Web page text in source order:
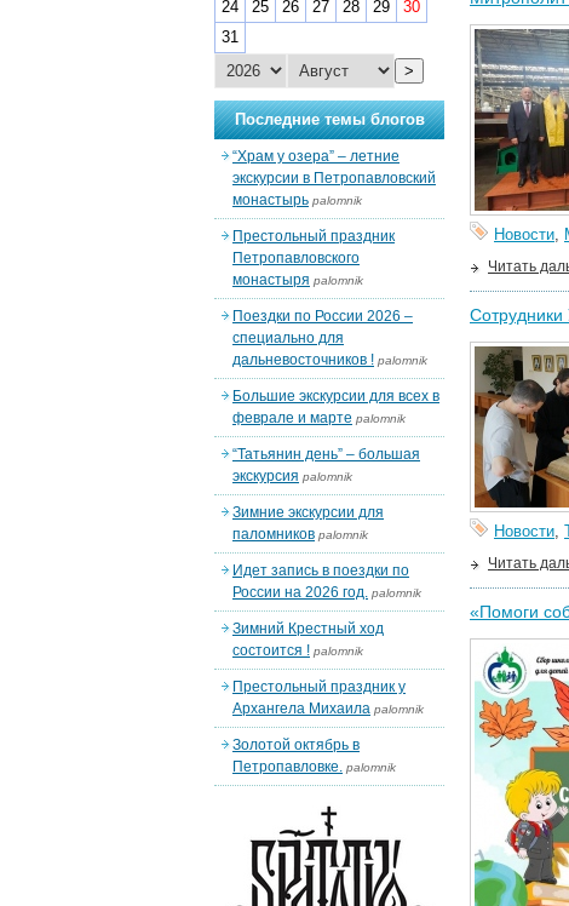
Новости,
Читать
Новости,
Читать
«Помоги
24
25 26 27 28 29
30
31
>
Последние темы блогов
“Храм у озера” – летние
экскурсии в Петропавловский
монастырь palomnik
Престольный праздник
Петропавловского
монастыря palomnik
Поездки по России 2026 –
специально для
дальневосточников ! palomnik
Большие экскурсии для всех в
феврале и марте palomnik
“Татьянин день” – большая
экскурсия palomnik
Зимние экскурсии для
паломников palomnik
Идет запись в поездки по
России на 2026 год. palomnik
Зимний Крестный ход
состоится ! palomnik
Престольный праздник у
Архангела Михаила palomnik
Золотой октябрь в
Петропавловке. palomnik